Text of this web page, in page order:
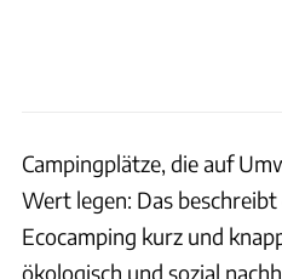
Campingplätze, die auf
Wert legen: Das
Ecocamping kurz und
ökologisch und sozial